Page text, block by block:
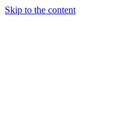
Skip to the content